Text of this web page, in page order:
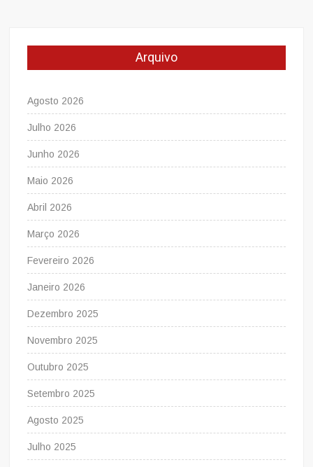
Arquivo
Agosto 2026
Julho 2026
Junho 2026
Maio 2026
Abril 2026
Março 2026
Fevereiro 2026
Janeiro 2026
Dezembro 2025
Novembro 2025
Outubro 2025
Setembro 2025
Agosto 2025
Julho 2025